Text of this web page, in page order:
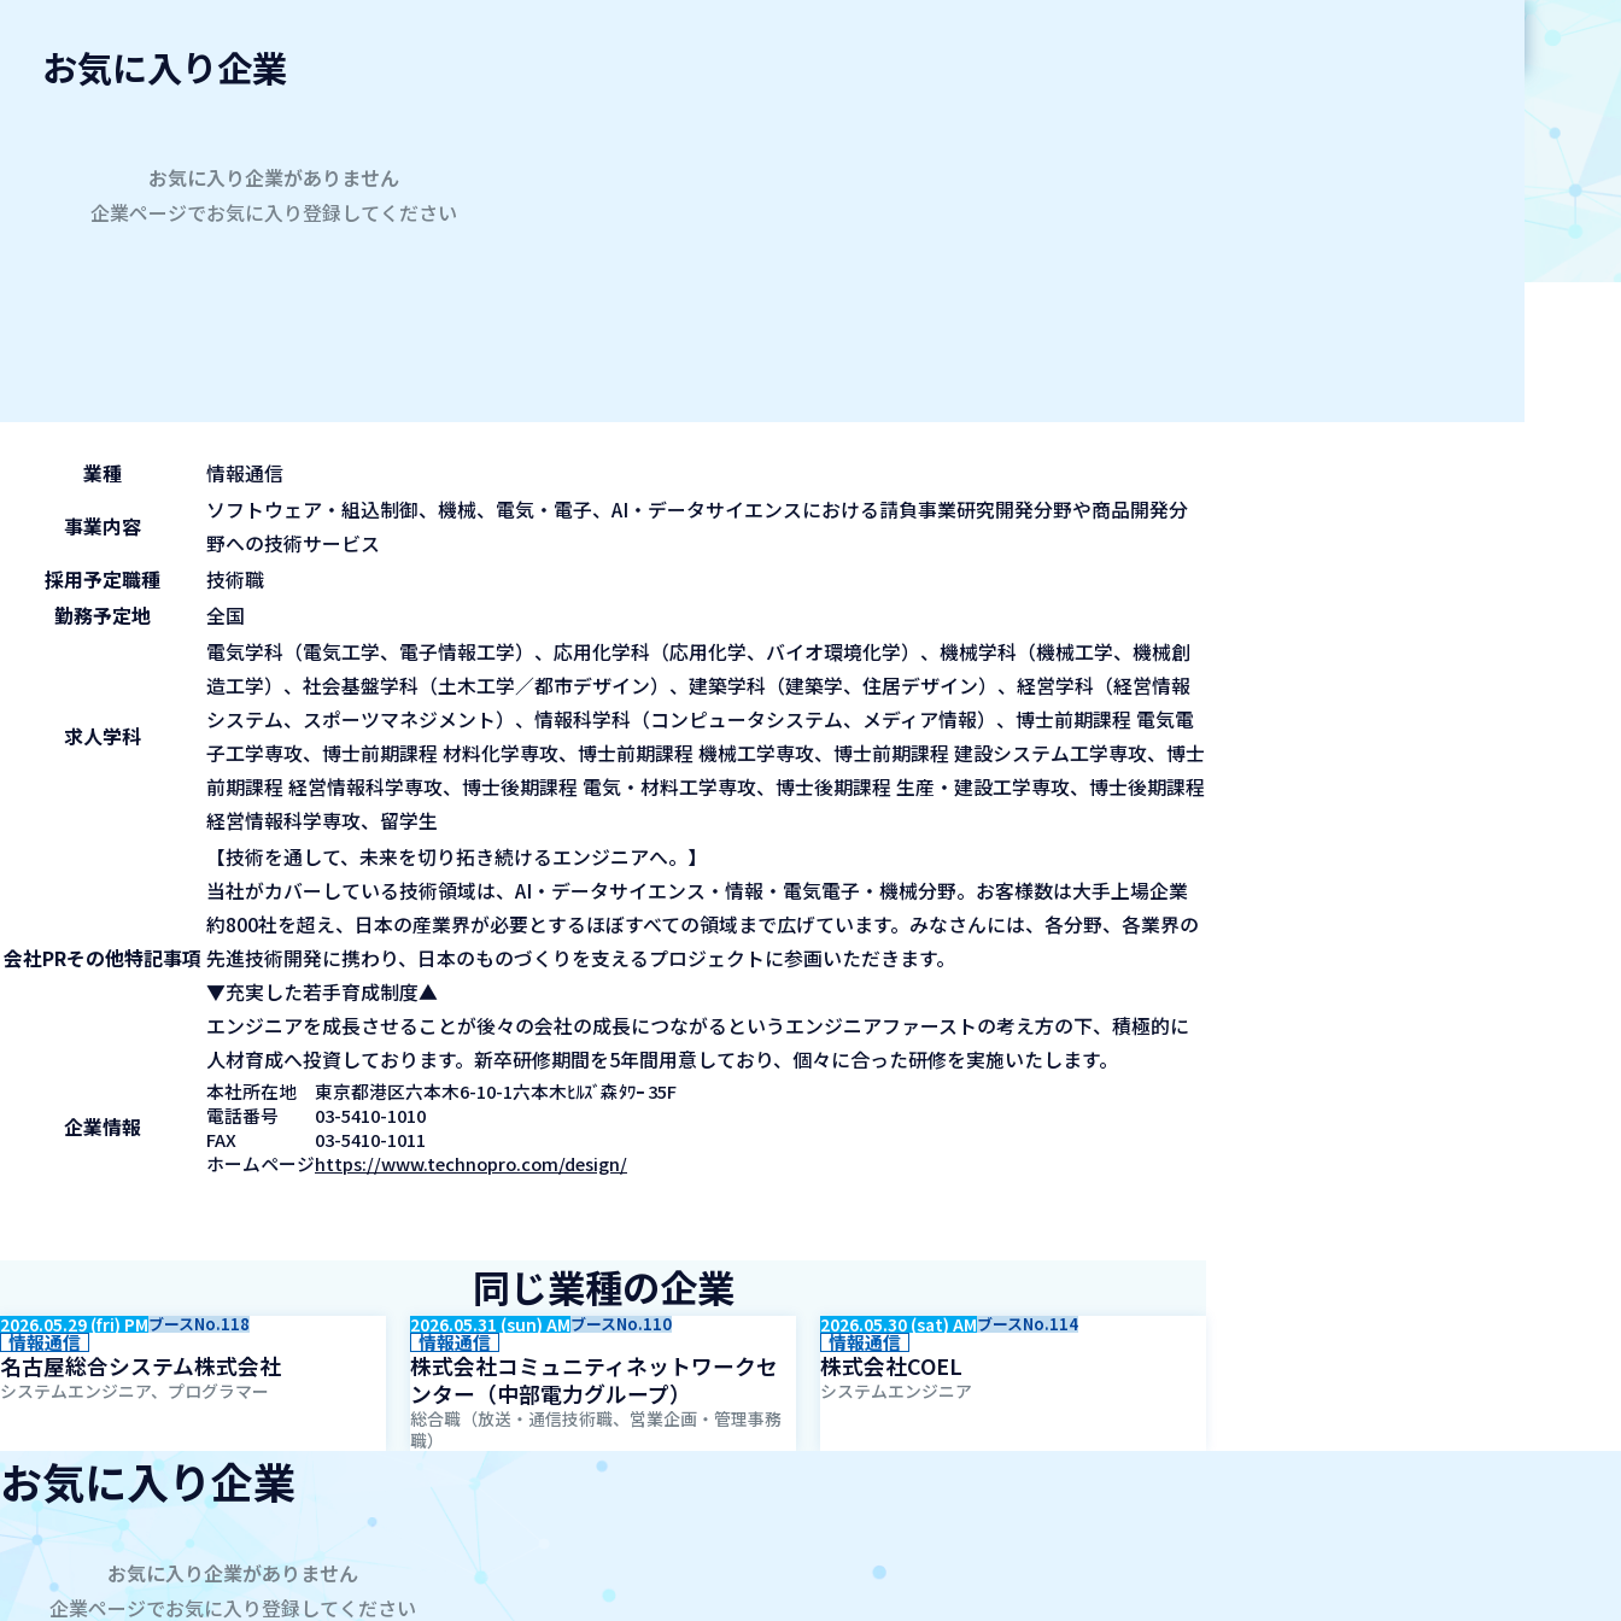
学内企業研究会2026
company
業種
情報通信
事業内容
ソフトウェア・組込制御、機械、電気・電子、AI・データサイエンスにおける請負事業研究開発分野や商品開発分
野への技術サービス
採用予定職種
技術職
勤務予定地
全国
求人学科
電気学科（電気工学、電子情報工学）、応用化学科（応用化学、バイオ環境化学）、機械学科（機械工学、機械創
造工学）、社会基盤学科（土木工学／都市デザイン）、建築学科（建築学、住居デザイン）、経営学科（経営情報
システム、スポーツマネジメント）、情報科学科（コンピュータシステム、メディア情報）、博士前期課程 電気電
子工学専攻、博士前期課程 材料化学専攻、博士前期課程 機械工学専攻、博士前期課程 建設システム工学専攻、博士
前期課程 経営情報科学専攻、博士後期課程 電気・材料工学専攻、博士後期課程 生産・建設工学専攻、博士後期課程
経営情報科学専攻、留学生
会社PRその他特記事項
【技術を通して、未来を切り拓き続けるエンジニアへ。】
当社がカバーしている技術領域は、AI・データサイエンス・情報・電気電子・機械分野。お客様数は大手上場企業
約800社を超え、日本の産業界が必要とするほぼすべての領域まで広げています。みなさんには、各分野、各業界の
先進技術開発に携わり、日本のものづくりを支えるプロジェクトに参画いただきます。
▼充実した若手育成制度▲
エンジニアを成長させることが後々の会社の成長につながるというエンジニアファーストの考え方の下、積極的に
人材育成へ投資しております。新卒研修期間を5年間用意しており、個々に合った研修を実施いたします。
企業情報
本社所在地
東京都港区六本木6-10-1六本木ﾋﾙｽﾞ森ﾀﾜｰ 35F
電話番号
03-5410-1010
FAX
03-5410-1011
ホームページhttps://www.technopro.com/design/
同じ業種の企業
2026.05.29 (fri) PMブースNo.118
情報通信
名古屋総合システム株式会社
システムエンジニア、プログラマー
2026.05.31 (sun) AMブースNo.110
情報通信
株式会社コミュニティネットワークセ
ンター（中部電力グループ）
総合職（放送・通信技術職、営業企画・管理事務
職）
2026.05.30 (sat) AMブースNo.114
情報通信
株式会社COEL
システムエンジニア
お気に入り企業
お気に入り企業がありません
企業ページでお気に入り登録してください
お気に入り企業
お気に入り企業がありません
企業ページでお気に入り登録してください